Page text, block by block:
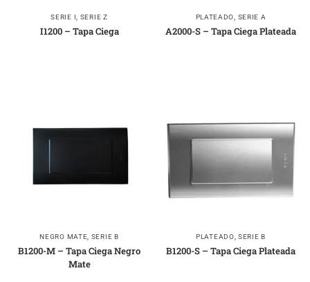
SERIE I SERIE Z
I1200 – Tapa Ciega
PLATEADO SERIE A
A2000-S – Tapa Ciega Plateada
NEGRO MATE SERIE B
B1200-M – Tapa Ciega Negro
Mate
PLATEADO ,SERIE B
B1200-S – Tapa Ciega Plateada